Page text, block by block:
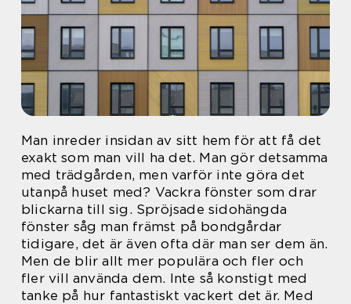
Man inreder insidan av sitt hem för att få det
exakt som man vill ha det. Man gör detsamma
med trädgården, men varför inte göra det
utanpå huset med? Vackra fönster som drar
blickarna till sig. Spröjsade sidohängda
fönster såg man främst på bondgårdar
tidigare, det är även ofta där man ser dem än.
Men de blir allt mer populära och fler och
fler vill använda dem. Inte så konstigt med
tanke på hur fantastiskt vackert det är. Med